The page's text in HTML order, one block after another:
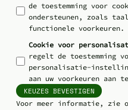
de toestemming voor
ondersteunen, zoals
functionele voorkeuren.
Cookie voor
regelt de toestemming
personalisatie-
aan uw voorkeuren aan
KEUZES BEVESTIGEN
Voor meer informatie, zie